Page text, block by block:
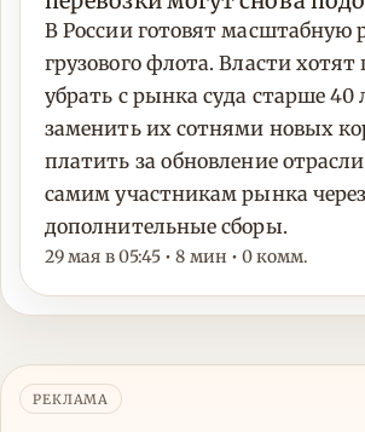
В России готовят масштабную
грузового флота. Власти хотят
убрать с рынка суда старше 40
заменить их сотнями новых
платить за обновление
самим участникам рынка через
дополнительные сборы.
29 мая в 05:45 • 8 мин • 0 комм.
РЕКЛАМА